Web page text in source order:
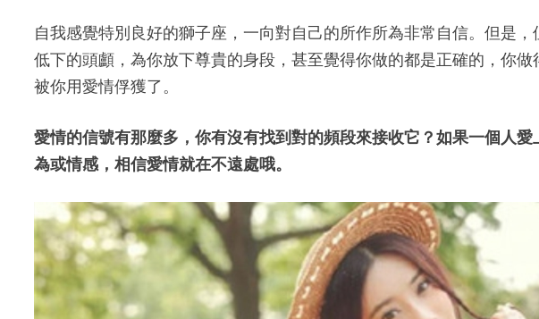
自我感覺特別良好的獅子座，一向對自己的所作所為非常自信。但是
低下的頭顱，為你放下尊貴的身段，甚至覺得你做的都是正確的，你
被你用愛情俘獲了。
愛情的信號有那麼多，你有沒有找到對的頻段來接收它？如果一個人
為或情感，相信愛情就在不遠處哦。